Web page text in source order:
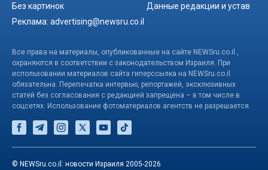
Без картинок
Данные редакции и устав
Реклама: advertising@newsru.co.il
Все права на материалы, опубликованные на сайте NEWSru.co.il ,
охраняются в соответствии с законодательством Израиля. При
использовании материалов сайта гиперссылка на NEWSru.co.il
обязательна. Перепечатка интервью, репортажей, эксклюзивных
статей без согласования с редакцией запрещена – в том числе в
соцсетях. Использование фотоматериалов агентств не разрешается.
© NEWSru.co.il: новости Израиля 2005-2026